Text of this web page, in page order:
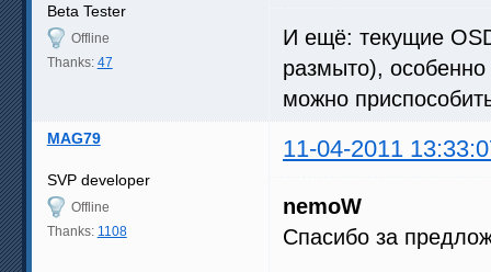
Beta Tester
Offline
Thanks: 47
И ещё: текущие
размыто),
можно
MAG79 11-04-2011
SVP developer
Offline
Thanks: 1108
nemoW
Спасибо за